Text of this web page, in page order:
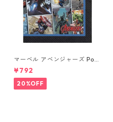
マーベル アベンジャーズ Pow
ers Unite 16pcペーパーナプ
キン MARVEL 紙ナプキン Ave
ngers
¥792
20%OFF